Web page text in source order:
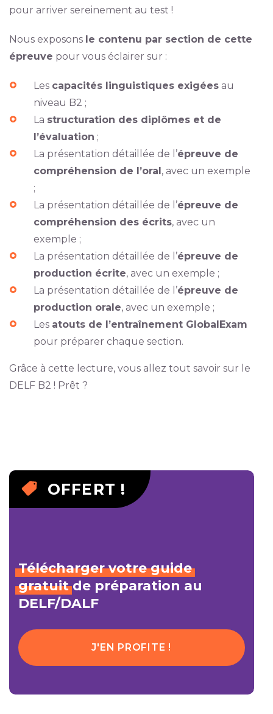
pour arriver sereinement au test !
Nous exposons le contenu par section de cette
épreuve pour vous éclairer sur :
Les capacités linguistiques exigéesau
niveau B2 ;
La structuration des diplômes et de
l’évaluation ;
La présentation détaillée de l’épreuve de
compréhension de l’oral, avec un exemple
;
La présentation détaillée de l’épreuve de
compréhension des écrits, avec un
exemple ;
La présentation détaillée de l’épreuve de
production écrite, avec un exemple ;
La présentation détaillée de l’épreuve de
production orale, avec un exemple ;
Les atouts de l’entraînement GlobalExam
pour préparer chaque section.
Grâce à cette lecture, vous allez tout savoir sur le
DELF B2 ! Prêt ?
OFFERT !
Télécharger votre guide
gratuitde préparation au
DELF/DALF
J'EN PROFITE !